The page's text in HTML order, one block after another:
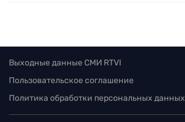
Выходные данные СМИ RTVI
Пользовательское соглашение
Политика обработки персональных данных